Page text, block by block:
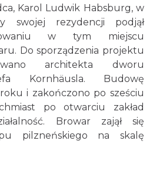
Karol Ludwik Habsburg, w
swojej rezydencji podjął
w tym miejscu
Do sporządzenia projektu
architekta dworu
Kornhäusla. Budowę
i zakończono po sześciu
po otwarciu zakład
Browar zajął się
pilzneńskiego na skalę